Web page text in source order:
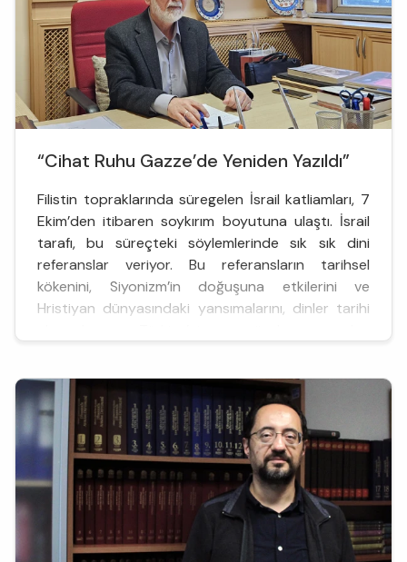
“Cihat Ruhu Gazze’de Yeniden Yazıldı”
Filistin topraklarında süregelen İsrail katliamları, 7
Ekim’den itibaren soykırım boyutuna ulaştı. İsrail
tarafı, bu süreçteki söylemlerinde sık sık dini
referanslar veriyor. Bu referansların tarihsel
kökenini, Siyonizm’in doğuşuna etkilerini ve
Hristiyan dünyasındaki yansımalarını, dinler tarihi
konuştuk.
Batılı ülkel...